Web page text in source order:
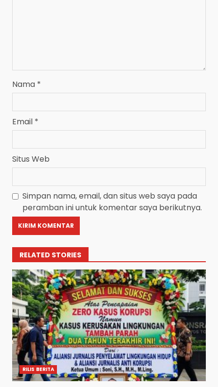
Nama *
Email *
Situs Web
Simpan nama, email, dan situs web saya pada
peramban ini untuk komentar saya berikutnya.
RELATED STORIES
RILIS BERITA